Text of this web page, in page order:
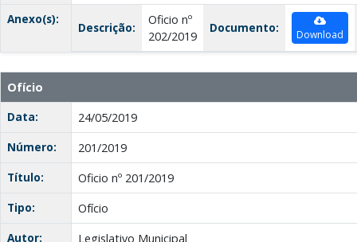
Anexo(s):
Descrição:
Oficio nº
202/2019
Documento: Download
Ofício
Data:
24/05/2019
Número:
201/2019
Título:
Oficio nº 201/2019
Tipo:
Ofício
Autor:
Legislativo Municipal